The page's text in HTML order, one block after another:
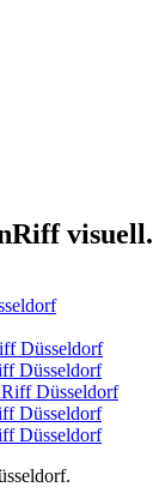
visuell.